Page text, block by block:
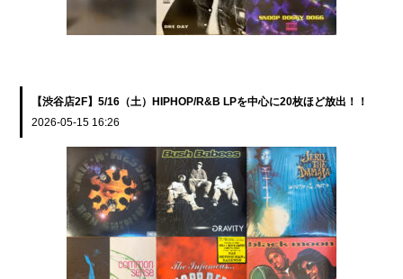
【渋谷店2F】5/16（土）HIPHOP/R&B LPを中心に20枚ほど放出！！
2026-05-15 16:26